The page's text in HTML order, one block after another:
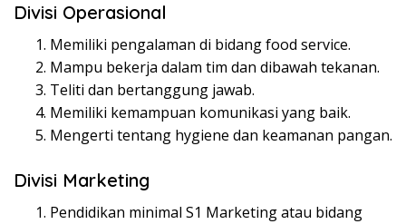
Divisi Operasional
Memiliki pengalaman di bidang food service.
Mampu bekerja dalam tim dan dibawah tekanan.
Teliti dan bertanggung jawab.
Memiliki kemampuan komunikasi yang baik.
Mengerti tentang hygiene dan keamanan pangan.
Divisi Marketing
Pendidikan minimal S1 Marketing atau bidang